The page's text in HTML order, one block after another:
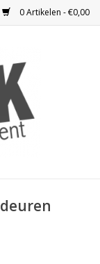
0 Artikelen - €0,00